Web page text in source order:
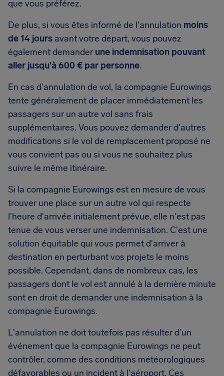
que vous préférez.
De plus, si vous êtes informé de l'annulation moins
de 14 jours avant votre départ, vous pouvez
également demander une indemnisation pouvant
aller jusqu'à 600 € par personne.
En cas d'annulation de vol, la compagnie Eurowings
tente généralement de placer immédiatement les
passagers sur un autre vol sans frais
supplémentaires. Vous pouvez demander d'autres
modifications si le vol de remplacement proposé ne
vous convient pas ou si vous ne souhaitez plus
suivre le même itinéraire.
Si la compagnie Eurowings est en mesure de vous
trouver une place sur un autre vol qui respecte
l'heure d'arrivée initialement prévue, elle n'est pas
tenue de vous verser une indemnisation. C'est une
solution équitable qui vous permet d'arriver à
destination en perturbant vos projets le moins
possible. Cependant, dans de nombreux cas, les
passagers dont le vol est annulé à la dernière minute
sont en droit de demander une indemnisation à la
compagnie Eurowings.
L'annulation ne doit toutefois pas résulter d'un
événement que la compagnie Eurowings ne peut
contrôler, comme des conditions météorologiques
défavorables ou un incident à l'aéroport. Ces